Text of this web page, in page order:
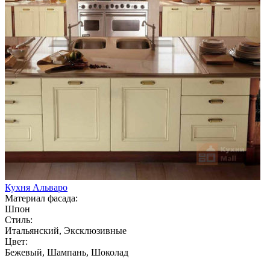
Кухня Альваро
Материал фасада:
Шпон
Стиль:
Итальянский, Эксклюзивные
Цвет:
Бежевый, Шампань, Шоколад